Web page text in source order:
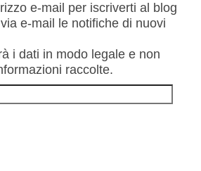
e-mail per iscriverti al blog
e-mail le notifiche di nuovi
i dati in modo legale e non
raccolte.